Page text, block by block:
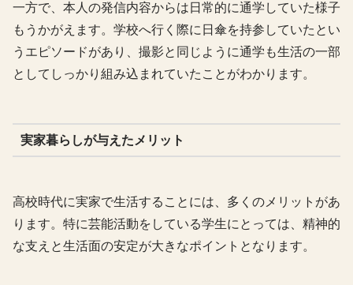
一方で、本人の発信内容からは日常的に通学していた様子
もうかがえます。学校へ行く際に日傘を持参していたとい
うエピソードがあり、撮影と同じように通学も生活の一部
としてしっかり組み込まれていたことがわかります。
実家暮らしが与えたメリット
高校時代に実家で生活することには、多くのメリットがあ
ります。特に芸能活動をしている学生にとっては、精神的
な支えと生活面の安定が大きなポイントとなります。